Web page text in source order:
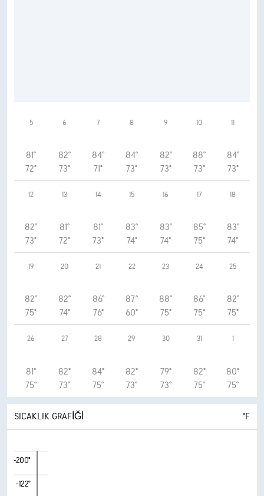
5
81°
72°
6
82°
73°
7
84°
71°
8
84°
73°
9
82°
73°
10
88°
73°
11
84°
73°
12
82°
73°
13
81°
72°
14
81°
73°
15
83°
74°
16
83°
74°
17
85°
75°
18
83°
74°
19
82°
75°
20
82°
74°
21
86°
76°
22
87°
60°
23
88°
75°
24
86°
75°
25
82°
75°
26
81°
75°
27
82°
73°
28
84°
75°
29
82°
73°
30
79°
73°
31
82°
75°
1
80°
75°
SICAKLIK GRAFIĞI °F
-200°
-122°